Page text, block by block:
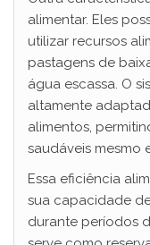
alimentar. Eles
utilizar recursos
pastagens de
água escassa. O
altamente
alimentos,
saudáveis mesmo
Essa eficiência
sua capacidade
durante períodos